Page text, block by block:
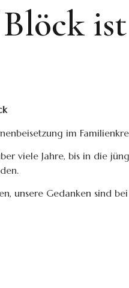
im
viele Jahre, bis in die
unsere Gedanken sind